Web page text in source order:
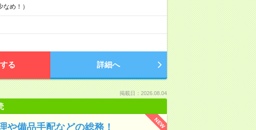
め！）
る 詳細へ
掲載日：2026.08.04
NEW
や備品手配などの総務！